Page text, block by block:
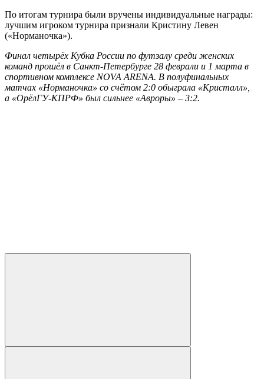
По итогам турнира были вручены индивидуальные награды:
лучшим игроком турнира признали Кристину Левен
(«Норманочка»).
Финал четырёх Кубка России по футзалу среди женских
команд прошёл в Санкт-Петербурге 28 феврали и 1 марта в
спортивном комплексе NOVA ARENA. В полуфинальных
матчах «Норманочка» со счётом 2:0 обыграла «Кристалл»,
а «ОрёлГУ-КПРФ» был сильнее «Авроры» – 3:2.